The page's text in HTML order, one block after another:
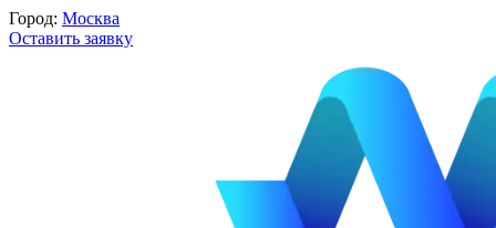
Город: Москва
Оставить заявку